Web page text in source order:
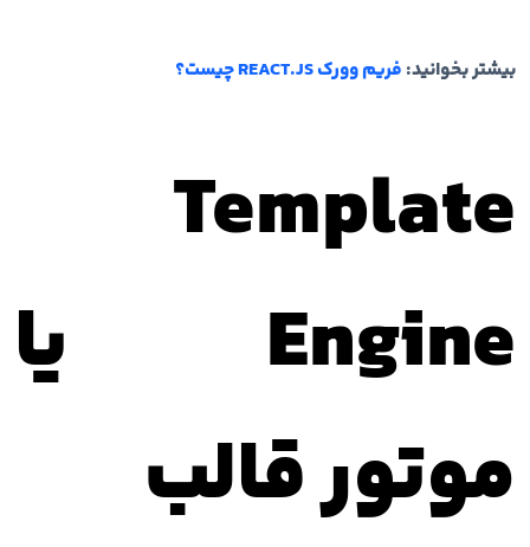
بیشتر بخوانید: فریم وورک REACT.JS چیست؟
Template
Engine یا
موتور قالب